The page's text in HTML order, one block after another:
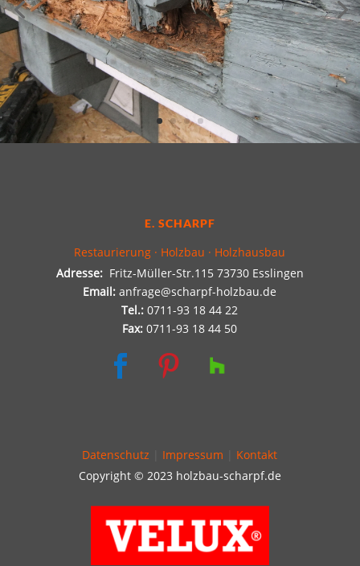
E. SCHARPF
Restaurierung · Holzbau · Holzhausbau
Adresse: Fritz-Müller-Str.115 73730 Esslingen
Email: anfrage@scharpf-holzbau.de
Tel.: 0711-93 18 44 22
Fax: 0711-93 18 44 50
 
Datenschutz Impressum
Kontakt
Copyright © 2023 holzbau-scharpf.de